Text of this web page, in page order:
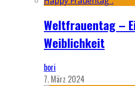
Weltfrauentag –
Weiblichkeit
bori
7. März 2024